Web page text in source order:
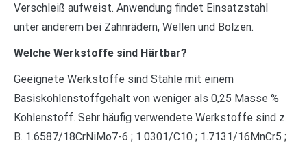
Verschleiß aufweist. Anwendung findet Einsatzstahl
unter anderem bei Zahnrädern, Wellen und Bolzen.
Welche Werkstoffe sind Härtbar?
Geeignete Werkstoffe sind Stähle mit einem
Basiskohlenstoffgehalt von weniger als 0,25 Masse %
Kohlenstoff. Sehr häufig verwendete Werkstoffe sind z.
B. 1.6587/18CrNiMo7-6 ; 1.0301/C10 ; 1.7131/16MnCr5 ;